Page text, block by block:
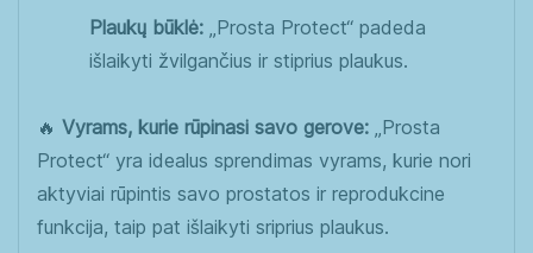
Plaukų būklė: „Prosta Protect“ padeda
išlaikyti žvilgančius ir stiprius plaukus.
🔥 Vyrams, kurie rūpinasi savo gerove: „Prosta
Protect“ yra idealus sprendimas vyrams, kurie nori
aktyviai rūpintis savo prostatos ir reprodukcine
funkcija, taip pat išlaikyti sriprius plaukus.